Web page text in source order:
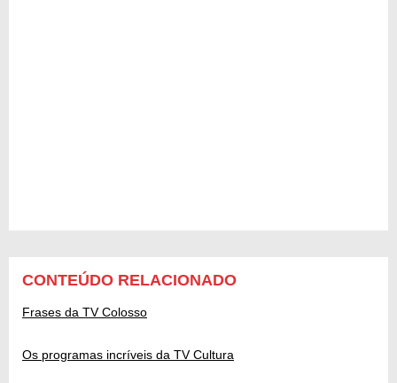
CONTEÚDO RELACIONADO
Frases da TV Colosso
Os programas incríveis da TV Cultura